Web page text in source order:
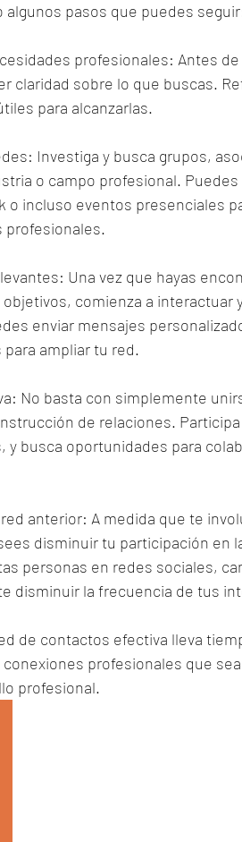
pasos que puedes
profesionales: Antes
claridad sobre lo que buscas.
para alcanzarlas.
Investiga y busca grupos,
o campo profesional.
o incluso eventos presenciales
profesionales.
Una vez que hayas
comienza a interactuar
enviar mensajes
ampliar tu red.
No basta con simplemente
de relaciones.
busca oportunidades para
anterior: A medida que te
disminuir tu participación en
personas en redes sociales,
disminuir la frecuencia de tus
de contactos efectiva lleva
profesionales que
profesional.